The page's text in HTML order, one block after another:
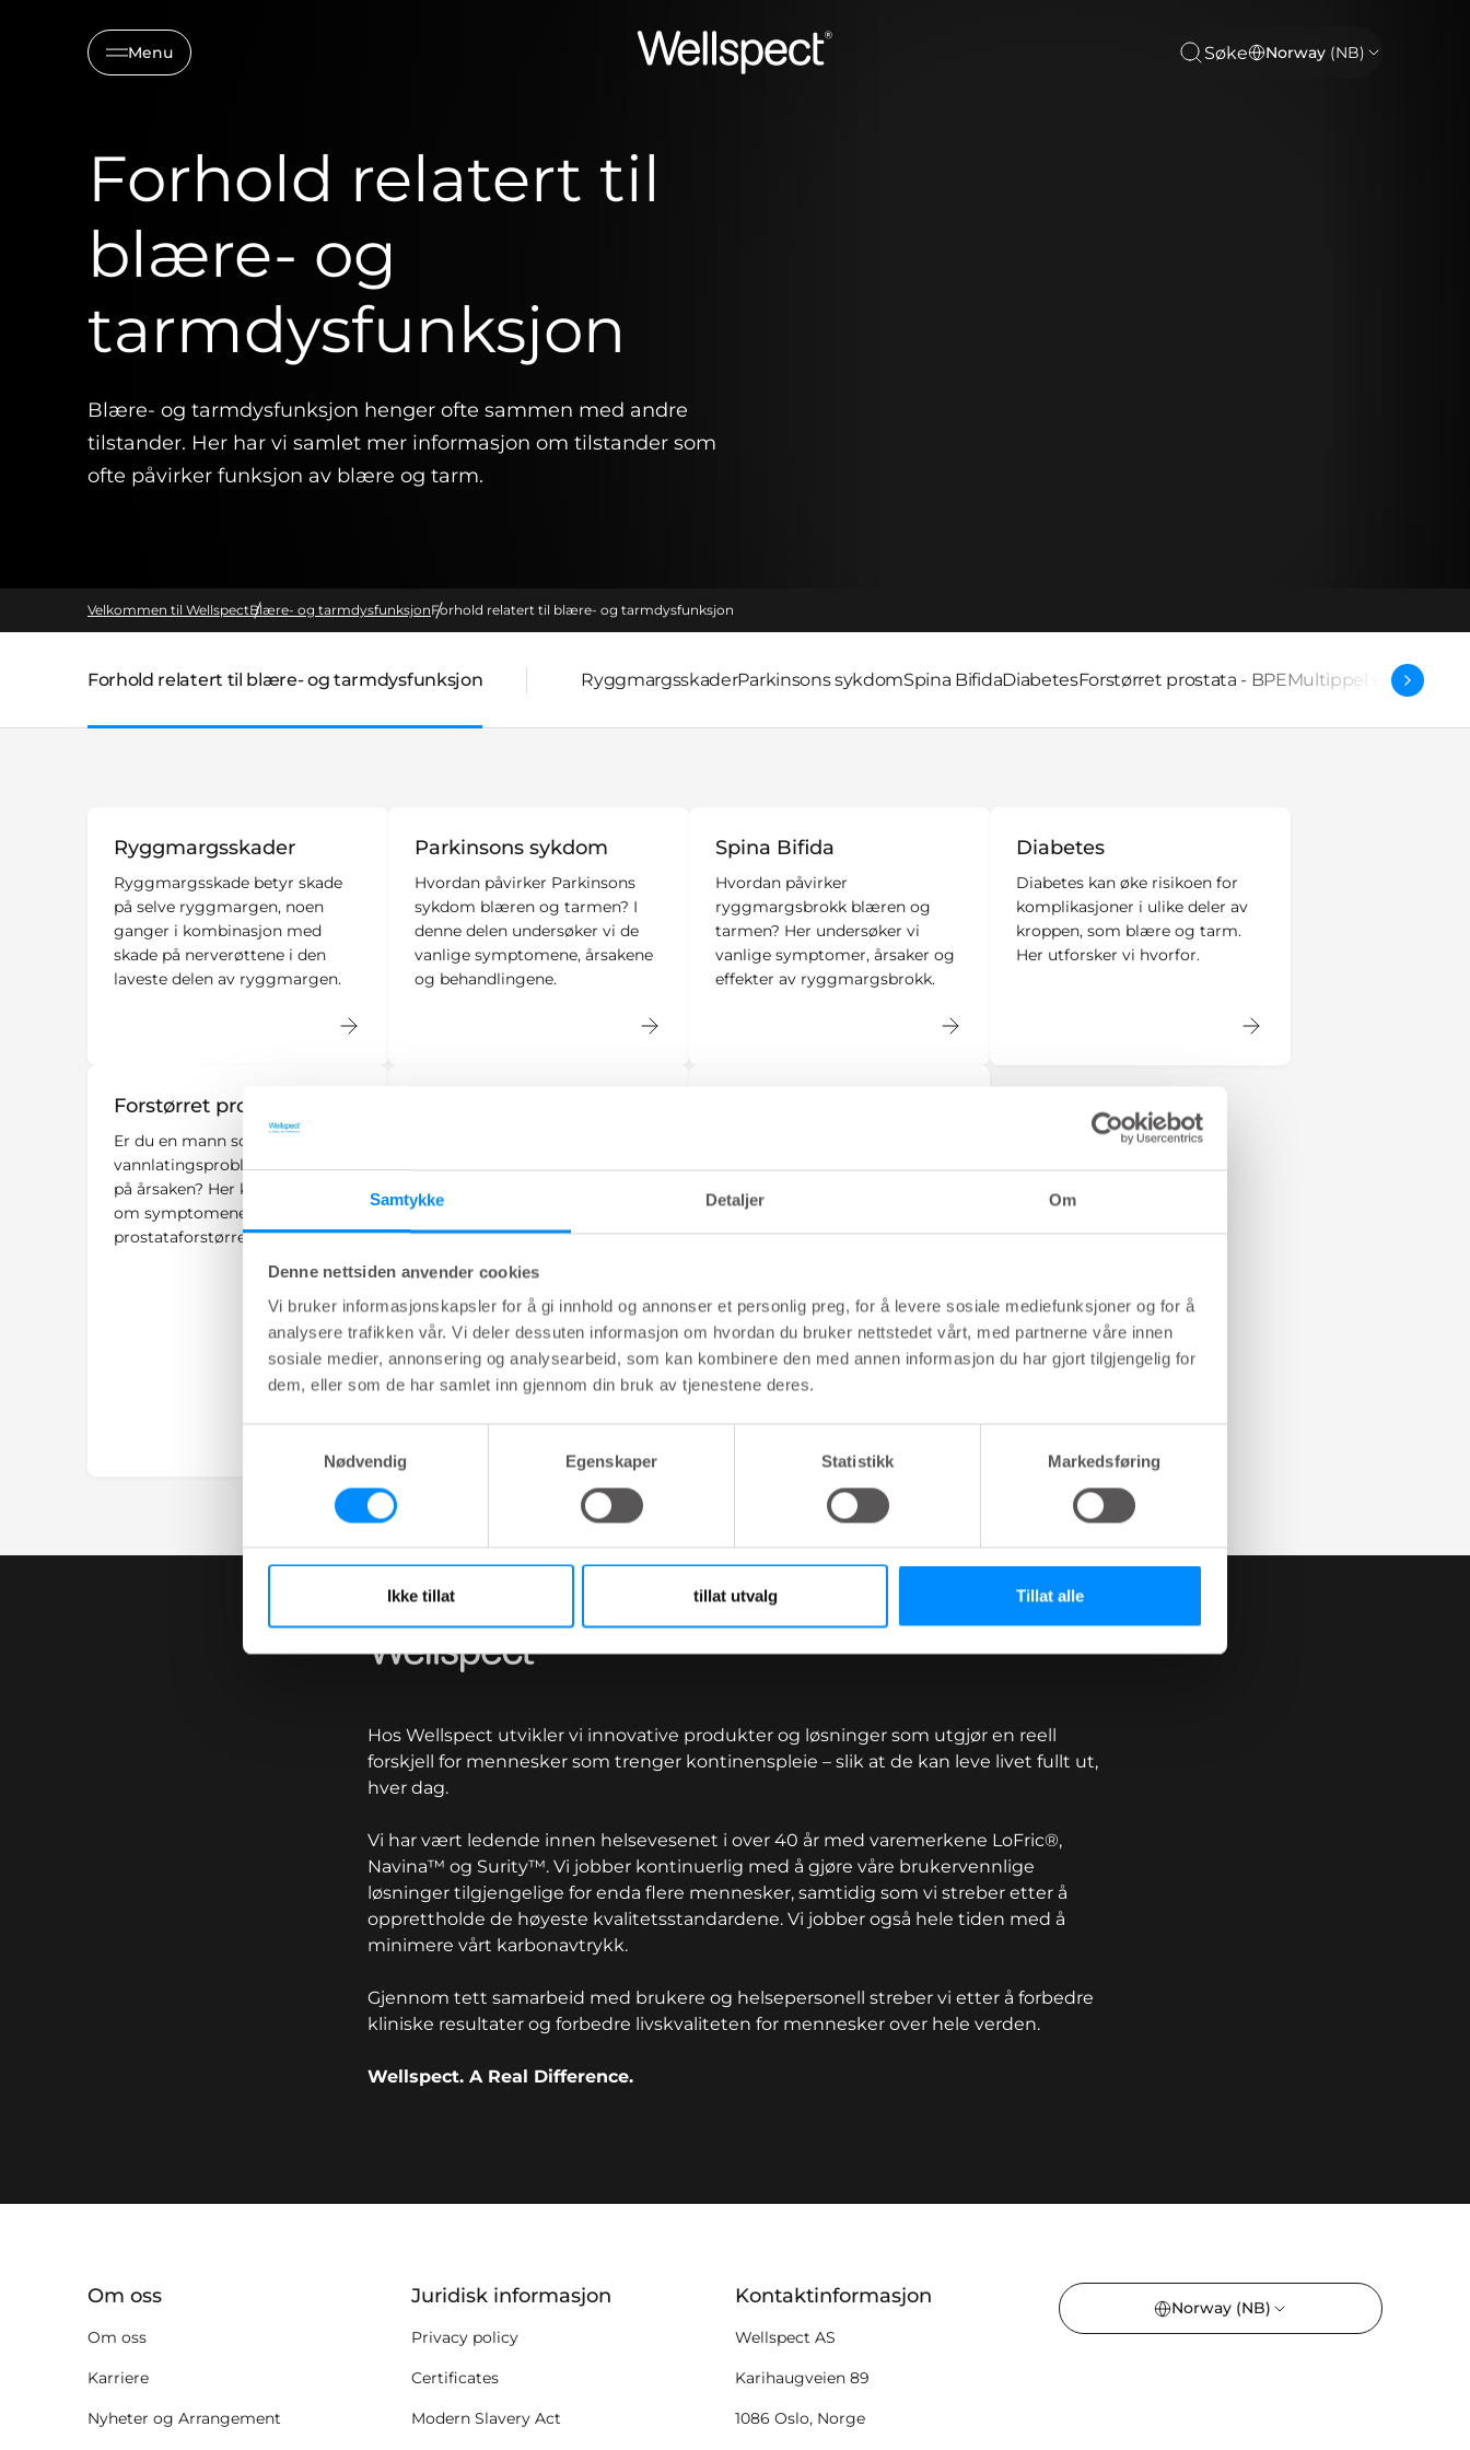
Samtykke Detaljer Om
Denne nettsiden anvender cookies
Vi bruker informasjonskapsler for å gi innhold og annonser et personlig preg, for å levere sosiale mediefunksjoner og for å
analysere trafikken vår. Vi deler dessuten informasjon om hvordan du bruker nettstedet vårt, med partnerne våre innen
sosiale medier, annonsering og analysearbeid, som kan kombinere den med annen informasjon du har gjort tilgjengelig for
dem, eller som de har samlet inn gjennom din bruk av tjenestene deres.
Nødvendig
Egenskaper Statistikk Markedsføring
Ikke tillat tillat utvalg Tillat alle
Menu
Wellspect
Søke Norway (NB)
Forhold relatert til
blære- og
tarmdysfunksjon
Blære- og tarmdysfunksjon henger ofte sammen med andre
tilstander. Her har vi samlet mer informasjon om tilstander som
ofte påvirker funksjon av blære og tarm.
Velkommen til WellspectBlære- og tarmdysfunksjonForhold relatert til blære- og tarmdysfunksjon
Forhold relatert til blære- og tarmdysfunksjon RyggmargsskaderParkinsons sykdomSpina BifidaDiabetesForstørret prostata - BPEMultippel sklerose
Ryggmargsskader
Ryggmargsskade betyr skade
på selve ryggmargen, noen
ganger i kombinasjon med
skade på nerverøttene i den
laveste delen av ryggmargen.
Parkinsons sykdom
Hvordan påvirker Parkinsons
sykdom blæren og tarmen? I
denne delen undersøker vi de
vanlige symptomene, årsakene
og behandlingene.
Spina Bifida
Hvordan påvirker
ryggmargsbrokk blæren og
tarmen? Her undersøker vi
vanlige symptomer, årsaker og
effekter av ryggmargsbrokk.
Diabetes
Diabetes kan øke risikoen for
komplikasjoner i ulike deler av
kroppen, som blære og tarm.
Her utforsker vi hvorfor.
Forstørret prostata (BPE)
Er du en mann som opplever
vannlatingsproblemer og lurer
på årsaken? Her kan du lese mer
om symptomene på godartet
prostataforstørrelse (BPE).
som dekker nervefibre og
forårsaker
mellom hjernen og resten av
kroppen.
Lavt fremre reseksjonssyndrom
Rektalfunksjonen vil aldri bli
akkurat som den var før
operasjonen, men de fleste vil
oppnå en akseptabel funksjon.
Hos Wellspect utvikler vi innovative produkter og løsninger som utgjør en reell
forskjell for mennesker som trenger kontinenspleie – slik at de kan leve livet fullt ut,
hver dag.
Vi har vært ledende innen helsevesenet i over 40 år med varemerkene LoFric®,
Navina™ og Surity™. Vi jobber kontinuerlig med å gjøre våre brukervennlige
løsninger tilgjengelige for enda flere mennesker, samtidig som vi streber etter å
opprettholde de høyeste kvalitetsstandardene. Vi jobber også hele tiden med å
minimere vårt karbonavtrykk.
Gjennom tett samarbeid med brukere og helsepersonell streber vi etter å forbedre
kliniske resultater og forbedre livskvaliteten for mennesker over hele verden.
Wellspect. A Real Difference.
Om oss
Om oss
Karriere
Nyheter og Arrangement
Juridisk informasjon
Privacy policy
Certificates
Modern Slavery Act
Kontaktinformasjon
Wellspect AS
Karihaugveien 89
1086 Oslo, Norge
Norway (NB)